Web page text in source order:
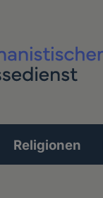
Religionen